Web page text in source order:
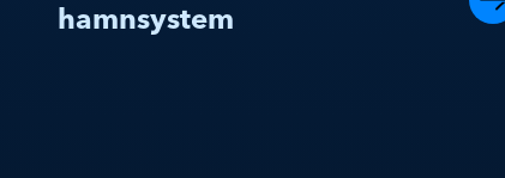
hamnsystem